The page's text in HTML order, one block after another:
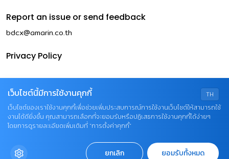
Report an issue or send feedback
bdcx@amarin.co.th
Privacy Policy
© COPYRIGHT 2026 AME IMAGINATIVE COMPANY
TH
เว็บไซต์นี้มีการใช้งานคุกกี้
เว็บไซต์ของเราใช้งานคุกกี้เพื่อช่วยเพิ่มประสบการณ์การใช้งานเว็บไซต์ให้สามารถใช้
งานได้ดียิ่งขึ้น คุณสามารถเลือกที่จะยอมรับหรือปฏิเสธการใช้งานคุกกี้ได้ง่ายๆ
โดยการดูรายละเอียดเพิ่มเติมที่ “การตั้งค่าคุกกี้”
ยกเลิก ยอมรับทั้งหมด